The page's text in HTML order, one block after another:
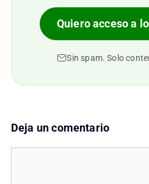
Quiero acceso a
Sin spam. Solo
Deja un comentario